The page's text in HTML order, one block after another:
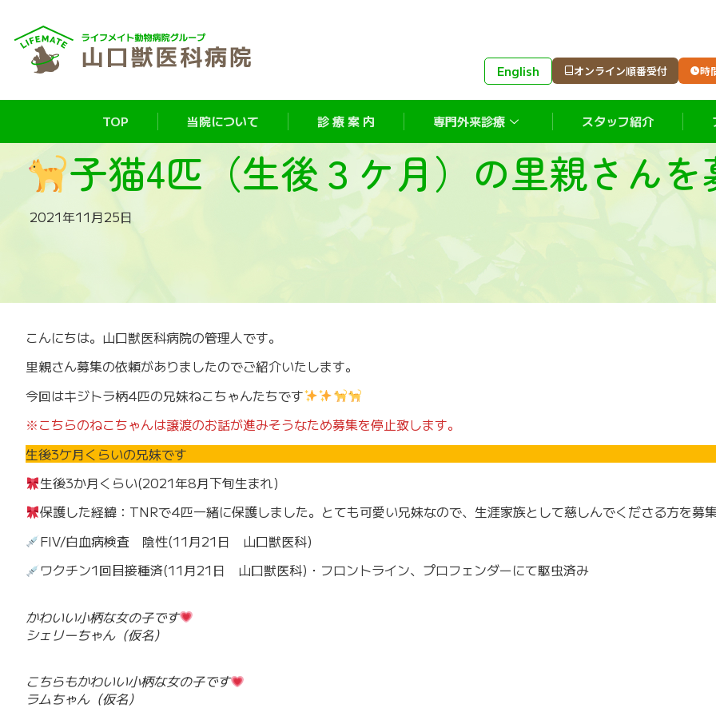
English オンライン順番受付 時
TOP 当院について 診 療 案 内 専門外来診療 スタッフ紹介
子猫4匹（生後３ケ月）の里親さん
2021年11月25日
こんにちは。山口獣医科病院の管理人です。
里親さん募集の依頼がありましたのでご紹介いたします。
今回はキジトラ柄4匹の兄妹ねこちゃんたちです
※こちらのねこちゃんは譲渡のお話が進みそうなため募集を停止致します。
生後3ケ月くらいの兄妹です
生後3か月くらい(2021年8月下旬生まれ)
保護した経緯：TNRで4匹一緒に保護しました。とても可愛い兄妹なので、生涯家族として慈しんでくださる方を募集
FIV/白血病検査 陰性(11月21日 山口獣医科)
ワクチン1回目接種済(11月21日 山口獣医科)・フロントライン、プロフェンダーにて駆虫済み
かわいい小柄な女の子です
シェリーちゃん（仮名）
こちらもかわいい小柄な女の子です
ラムちゃん（仮名）